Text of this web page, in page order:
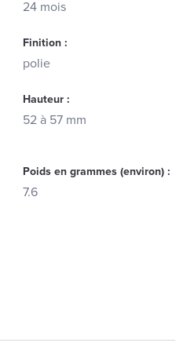
24 mois
Finition :
polie
Hauteur :
52 à 57 mm
Poids en grammes (environ) :
7.6